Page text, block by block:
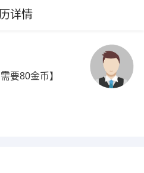
详情
需要80金币】